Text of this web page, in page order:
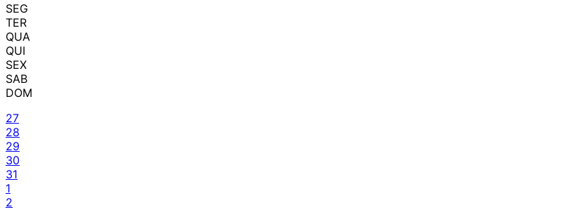
SEG
TER
QUA
QUI
SEX
SAB
DOM
27
28
29
30
31
1
2